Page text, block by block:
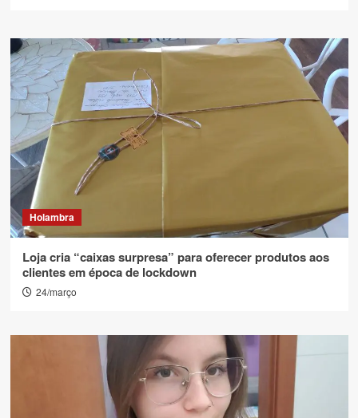
Holambra
Loja cria “caixas surpresa” para oferecer produtos aos
clientes em época de lockdown
24/março